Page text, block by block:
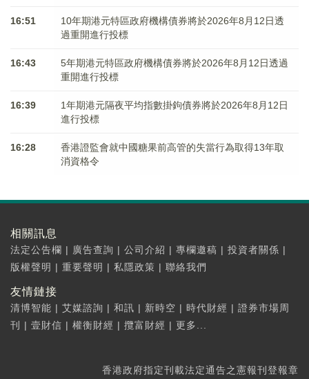
16:51
10年期港元特區政府機構債券將於2026年8月12日透
過重開進行投標
16:43
5年期港元特區政府機構債券將於2026年8月12日透過
重開進行投標
16:39
1年期港元隔夜平均指數掛鉤債券將於2026年8月12日
進行投標
16:28
香港證監會就中國糖果前高管的失當行為取得13年取
消資格令
相關訊息
法定公告欄 | 廣告查詢 | 公司介紹 | 專欄邀稿 | 投資者關係 |
版權聲明 | 重要聲明 | 私隱政策 | 聯絡我們
友情鏈接
清博智能 | 艾媒諮詢 | 和訊 | 新時空 | 時代財經 | 證券市場周
刊
| 壹財信 | 權衡財經 | 攬富財經 | 更多...
香港政府指定刊載法定通告之憲報刊登報章